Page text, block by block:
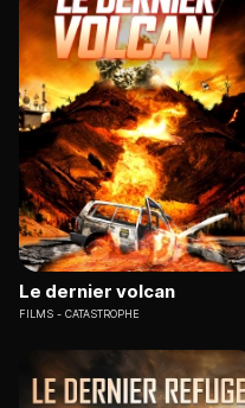
Le dernier volcan
FILMS CATASTROPHE